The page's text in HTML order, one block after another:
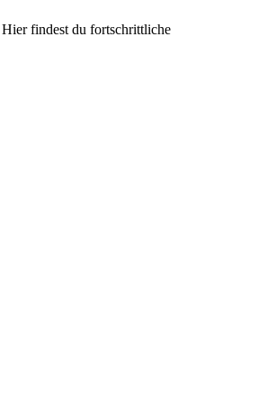
findest du fortschrittliche